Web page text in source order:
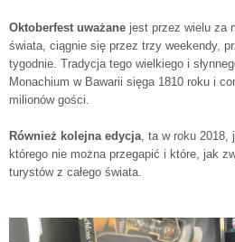
Oktoberfest uważane jest przez wielu za
świata, ciągnie się przez trzy weekendy,
tygodnie. Tradycja tego wielkiego i
Monachium w Bawarii sięga 1810 roku i
milionów gości.
Również kolejna edycja, ta w roku 2018,
którego nie można przegapić i które, jak
turystów z całego świata.